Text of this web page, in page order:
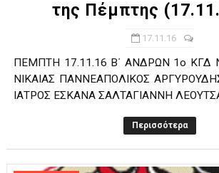
της Πέμπτης
17.11.16
ΠΕΜΠΤΗ 17.11.16 Β΄ ΑΝΔΡΩΝ 1ο ΚΓΔ
ΝΙΚΑΙΑΣ ΠΑΝΝΕΑΠΟΛΙΚΟΣ
ΙΑΤΡΟΣ ΕΣΚΑΝΑ ΣΑΛΤΑΓΙΑΝΝΗ
Περισσότερα